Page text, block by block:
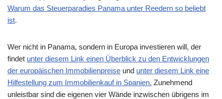
Warum das Steuerparadies Panama unter Reedern so beliebt
ist.
Wer nicht in Panama, sondern in Europa investieren will, der
findet unter diesem Link einen Überblick zu den Entwicklungen
der europäischen Immobilienpreise und unter diesem Link eine
Hilfestellung zum Immobilienkauf in Spanien. Zunehmend
unleistbar sind die eigenen vier Wände inzwischen übrigens im